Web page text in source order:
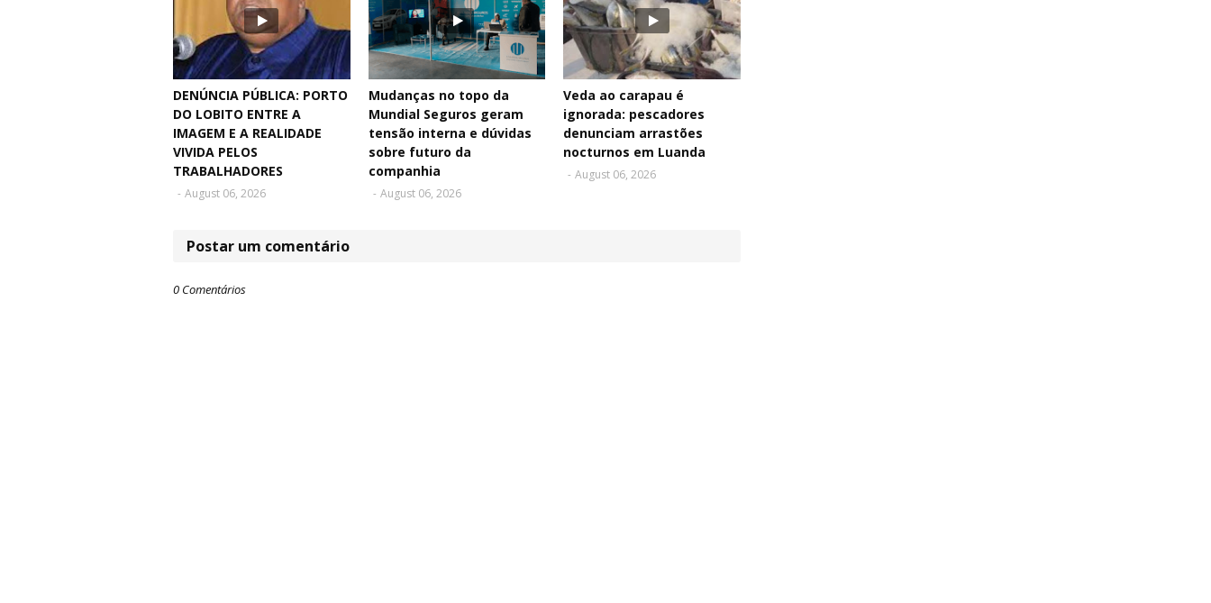
DENÚNCIA PÚBLICA: PORTO
DO LOBITO ENTRE A
IMAGEM E A REALIDADE
VIVIDA PELOS
TRABALHADORES
- August 06, 2026
Mudanças no topo da
Mundial Seguros geram
tensão interna e dúvidas
sobre futuro da
companhia
- August 06, 2026
Veda ao carapau é
ignorada: pescadores
denunciam arrastões
nocturnos em Luanda
- August 06, 2026
Postar um comentário
0 Comentários